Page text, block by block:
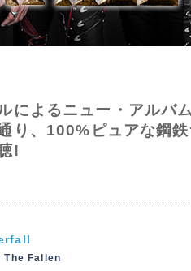
によるニュー・アルバ
り、100%ピュアな鋼
!
The Fallen